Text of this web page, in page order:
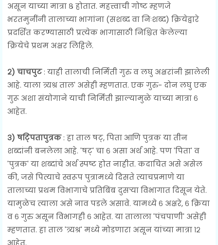
असून याच्या मात्रा ८ होतात. महत्त्वाची गोष्ट म्हणजे
भरतमुनींनी तालाच्या भागांना (सशब्द वा निःशब्द) क्रियेद्वारे
प्रदर्शित करण्यासाठी प्रत्येक भागासाठी निश्चित केलेल्या
क्रियेचे प्रथम अक्षर लिहिले.
२) चाचपुट: याही तालाची निर्मिती गुरु व लघु अक्षरांनी झालेली
आहे. याला त्र्यश्र ताल' असेही म्हणतात. एक गुरु- दोन लघु एक
गुरू अशा संयोगाने याची निर्मिती झाल्यामुळे याच्या मात्रा ६
आहेत.
३) षट्पितापुत्रक: हा ताल षट्, पिता आणि पुत्रक या तीन
शब्दांनी बनलेला आहे. 'षट्' चा ६ असा अर्थ आहे. पण 'पिता' व
'पुत्रक' या शब्दांचे अर्थ स्पष्ट होत नाहीत. कदाचित असे असेल
की, जसे पित्याचे स्वरूप पुत्रामध्ये दिसते त्याचप्रमाणे या
तालाच्या प्रथम विभागाचे प्रतिबिंब दुसऱ्या विभागात दिसून येते.
यामुळेच त्याला असे नाव पडले असावे. यामध्ये ६ अक्षरे, ६ क्रिया
व ६ गुरु असून विभागही ६ आहेत. या तालाला 'पंचपाणी' असेही
म्हणतात. हा ताल 'त्र्यश्र' मध्ये मोडणारा असून यांच्या मात्रा १२
आहेत.